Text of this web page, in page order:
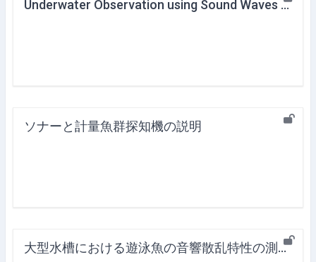
Underwater Observation using Sound Waves ～Looking into the Sea with Sound～
ソナーと計量魚群探知機の説明
大型水槽における遊泳魚の音響散乱特性の測定【実験動画】